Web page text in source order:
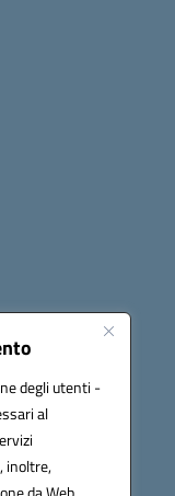
degli utenti -
al
inoltre,
2026